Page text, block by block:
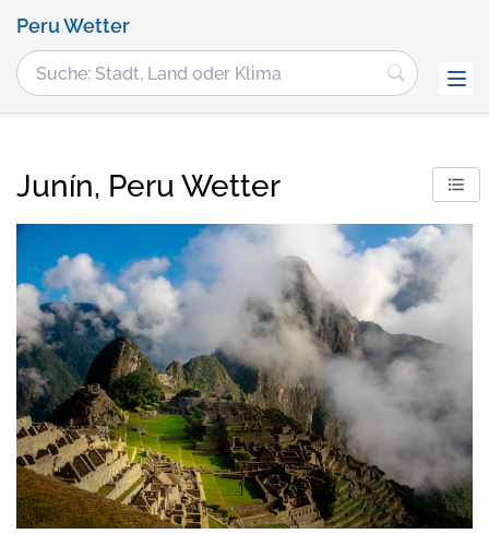
Peru Wetter
Junín, Peru Wetter